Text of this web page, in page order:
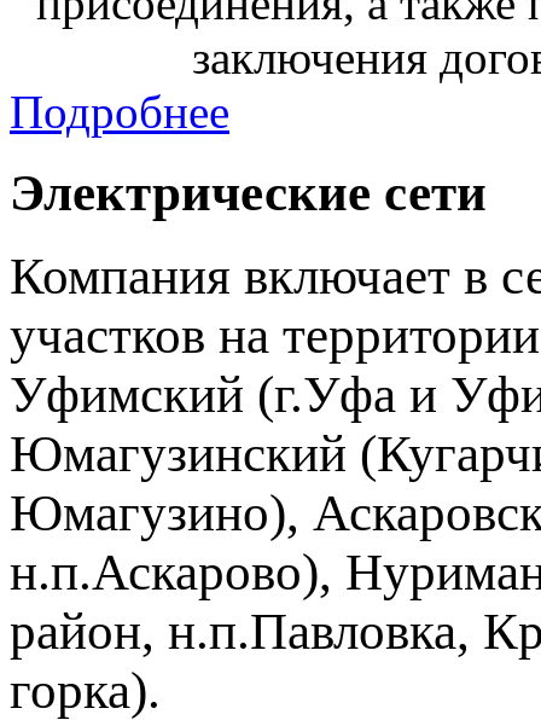
заключения
Подробнее
Электрические сети
Компания включает в
участков на
Уфимский (г.Уфа и
Юмагузинский
Юмагузино),
н.п.Аскарово),
район, н.п.Павловка,
горка).